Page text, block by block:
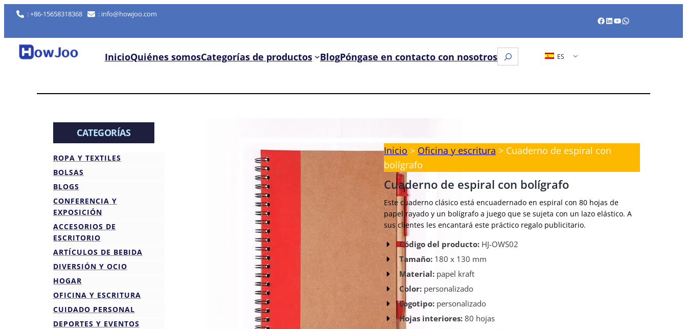
: +86-15658318368 : info@howjoo.com
Facebook LinkedIn YouTube WhatsApp
InicioQuiénes somosCategorías de productos BlogPóngase en contacto con nosotros Buscar
en
ES
CATEGORÍAS
ROPA Y TEXTILES
BOLSAS
BLOGS
CONFERENCIA Y
EXPOSICIÓN
ACCESORIOS DE
ESCRITORIO
ARTÍCULOS DE BEBIDA
DIVERSIÓN Y OCIO
HOGAR
OFICINA Y ESCRITURA
CUIDADO PERSONAL
DEPORTES Y EVENTOS
Inicio > Oficina y escritura > Cuaderno de espiral con
bolígrafo
Cuaderno de espiral con bolígrafo
Este cuaderno clásico está encuadernado en espiral con 80 hojas de
papel rayado y un bolígrafo a juego que se sujeta con un lazo elástico. A
sus clientes les encantará este práctico regalo publicitario.
Código del producto: HJ-OWS02
Tamaño: 180 x 130 mm
Material: papel kraft
Color: personalizado
Logotipo: personalizado
Hojas interiores:80 hojas